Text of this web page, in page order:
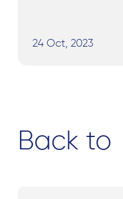
24 Oct, 2023
Back to